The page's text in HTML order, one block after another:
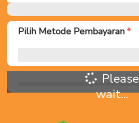
Pilih Metode Pembayaran
Please
wait...